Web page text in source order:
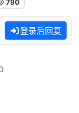
790
登录后回复